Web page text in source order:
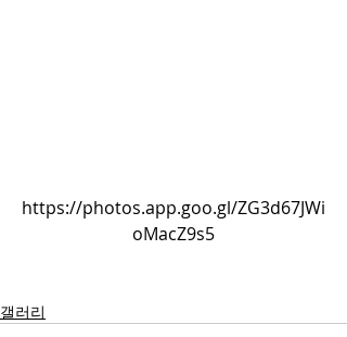
https://photos.app.goo.gl/ZG3d67JWi
oMacZ9s5
갤러리